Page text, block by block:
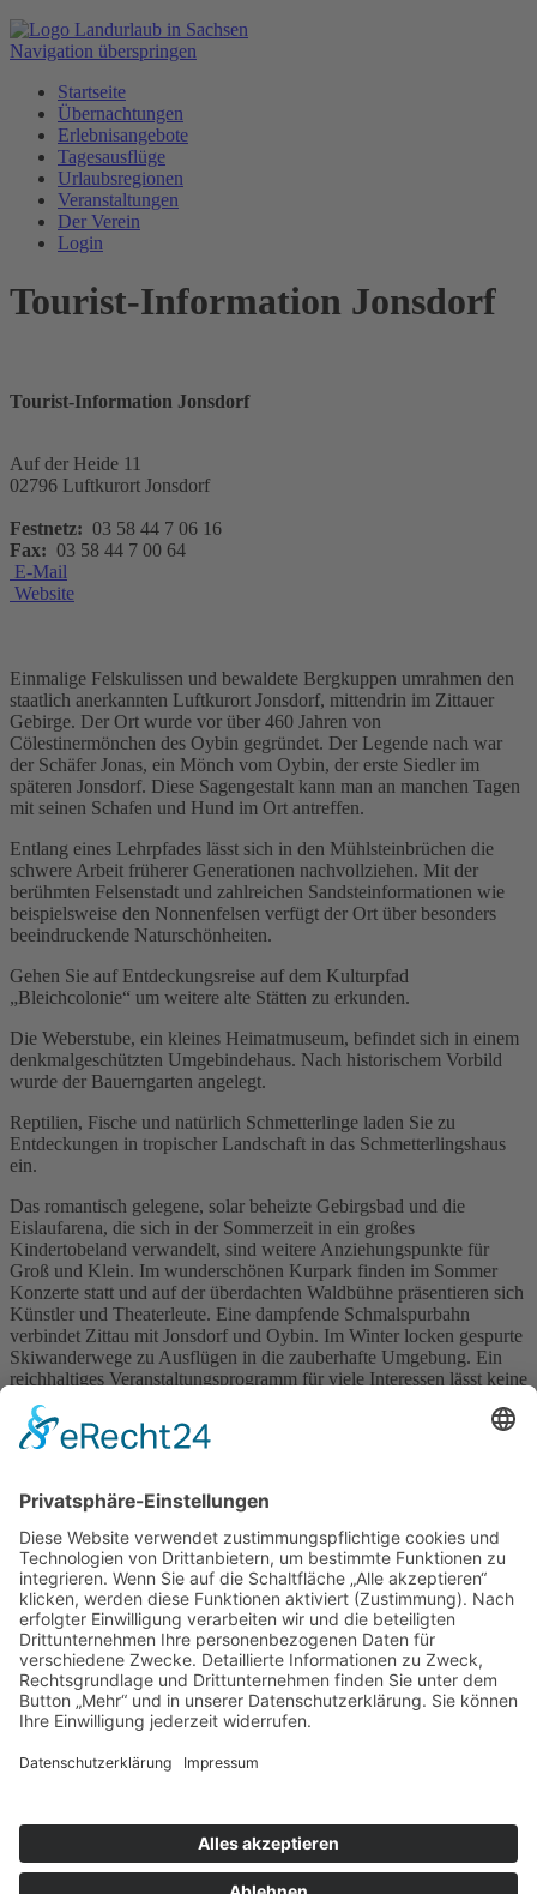
Navigation überspringen
Startseite
Übernachtungen
Erlebnisangebote
Tagesausflüge
Urlaubsregionen
Veranstaltungen
Der Verein
Login
Tourist-Information Jonsdorf
Tourist-Information Jonsdorf
Auf der Heide 11
02796 Luftkurort Jonsdorf
Festnetz: 03 58 44 7 06 16
Fax: 03 58 44 7 00 64
E-Mail
Website
Einmalige Felskulissen und bewaldete Bergkuppen umrahmen den
staatlich anerkannten Luftkurort Jonsdorf, mittendrin im Zittauer
Gebirge. Der Ort wurde vor über 460 Jahren von
Cölestinermönchen des Oybin gegründet. Der Legende nach war
der Schäfer Jonas, ein Mönch vom Oybin, der erste Siedler im
späteren Jonsdorf. Diese Sagengestalt kann man an manchen Tagen
mit seinen Schafen und Hund im Ort antreffen.
Entlang eines Lehrpfades lässt sich in den Mühlsteinbrüchen die
schwere Arbeit früherer Generationen nachvollziehen. Mit der
berühmten Felsenstadt und zahlreichen Sandsteinformationen wie
beispielsweise den Nonnenfelsen verfügt der Ort über besonders
beeindruckende Naturschönheiten.
Gehen Sie auf Entdeckungsreise auf dem Kulturpfad
„Bleichcolonie“ um weitere alte Stätten zu erkunden.
Die Weberstube, ein kleines Heimatmuseum, befindet sich in einem
denkmalgeschützten Umgebindehaus. Nach historischem Vorbild
wurde der Bauerngarten angelegt.
Reptilien, Fische und natürlich Schmetterlinge laden Sie zu
Entdeckungen in tropischer Landschaft in das Schmetterlingshaus
ein.
Das romantisch gelegene, solar beheizte Gebirgsbad und die
Eislaufarena, die sich in der Sommerzeit in ein großes
Kindertobeland verwandelt, sind weitere Anziehungspunkte für
Groß und Klein. Im wunderschönen Kurpark finden im Sommer
Konzerte statt und auf der überdachten Waldbühne präsentieren sich
Künstler und Theaterleute. Eine dampfende Schmalspurbahn
verbindet Zittau mit Jonsdorf und Oybin. Im Winter locken gespurte
Skiwanderwege zu Ausflügen in die zauberhafte Umgebung. Ein
reichhaltiges Veranstaltungsprogramm für viele Interessen lässt keine
Langeweile aufkommen.
Der Titel „Staatlich anerkannter Luftkurort“ wurde im Mai 2001
wunderschön – entdecken Sie es selbst und sammeln unvergessliche
Eindücke.
Angebot
»Buchung/Anfrage
»Wo liegt Luftkurort Jonsdorf
Erlebnisangebote
Tourist-Information Jonsdorf
© Landurlaub in Sachsen